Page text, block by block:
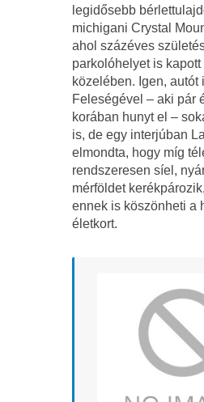
legidősebb
michigani Crystal
ahol százéves
parkolóhelyet is kapott
közelében. Igen, autót
Feleségével – aki pár
korában hunyt el –
is, de egy interjúban
elmondta, hogy míg
rendszeresen síel,
mérföldet
ennek is köszönheti a
életkort.